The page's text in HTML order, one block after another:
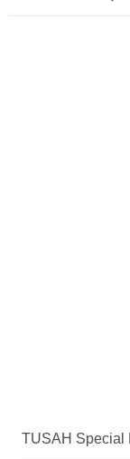
TUSAH Special